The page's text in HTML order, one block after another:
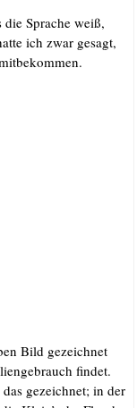
Spra­che weiß,
ich zwar gesagt,
Bild gezeich­net
fin­det.
gezeich­net; in der